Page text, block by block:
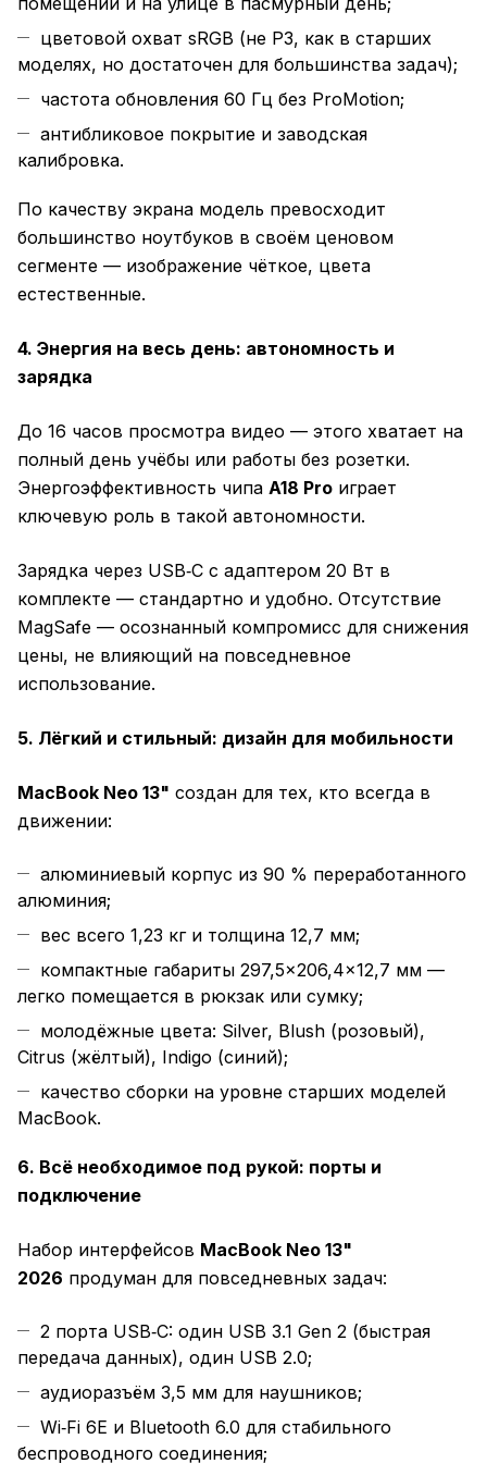
цветовой охват sRGB (не P3, как в старших
моделях, но достаточен для большинства задач);
частота обновления 60 Гц без ProMotion;
антибликовое покрытие и заводская
калибровка.
По качеству экрана модель превосходит
большинство ноутбуков в своём ценовом
сегменте — изображение чёткое, цвета
естественные.
4. Энергия на весь день: автономность и
зарядка
До 16 часов просмотра видео — этого хватает на
полный день учёбы или работы без розетки.
Энергоэффективность чипа A18 Pro играет
ключевую роль в такой автономности.
Зарядка через USB‑C с адаптером 20 Вт в
комплекте — стандартно и удобно. Отсутствие
MagSafe — осознанный компромисс для снижения
цены, не влияющий на повседневное
использование.
5. Лёгкий и стильный: дизайн для мобильности
MacBook Neo 13" создан для тех, кто всегда в
движении:
алюминиевый корпус из 90 % переработанного
алюминия;
вес всего 1,23 кг и толщина 12,7 мм;
компактные габариты 297,5×206,4×12,7 мм —
легко помещается в рюкзак или сумку;
молодёжные цвета: Silver, Blush (розовый),
Citrus (жёлтый), Indigo (синий);
качество сборки на уровне старших моделей
MacBook.
6. Всё необходимое под рукой: порты и
подключение
Набор интерфейсов MacBook Neo 13"
2026 продуман для повседневных задач:
2 порта USB‑C: один USB 3.1 Gen 2 (быстрая
передача данных), один USB 2.0;
аудиоразъём 3,5 мм для наушников;
Wi‑Fi 6E и Bluetooth 6.0 для стабильного
беспроводного соединения;